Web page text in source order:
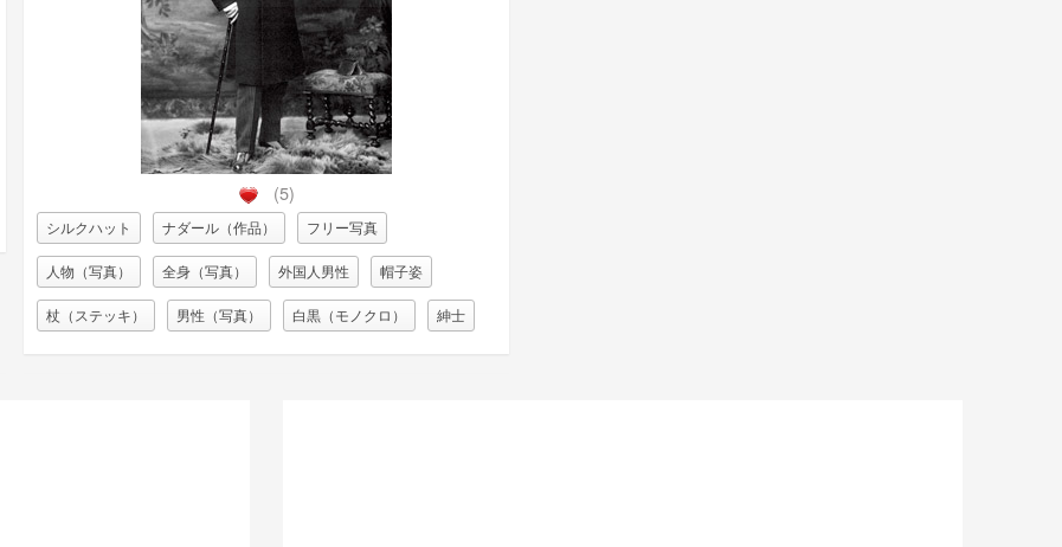
(5)
シルクハット ナダール（作品） フリー写真
人物（写真） 全身（写真） 外国人男性 帽子姿
杖（ステッキ） 男性（写真） 白黒（モノクロ） 紳士